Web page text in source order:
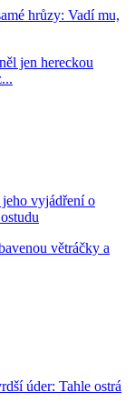
hrůzy: Vadí mu,
jen hereckou
vyjádření o
větráčky a
úder: Tahle ostrá